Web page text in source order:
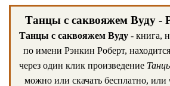
Танцы с саквояжем Вуду -
Танцы с саквояжем Вуду - книга,
по имени Рэнкин Роберт,
через один клик произведение
можно или скачать бесплатно, или